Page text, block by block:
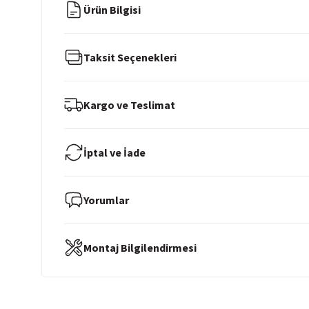
Ürün Bilgisi
Taksit Seçenekleri
Kargo ve Teslimat
İptal ve İade
Yorumlar
Montaj Bilgilendirmesi